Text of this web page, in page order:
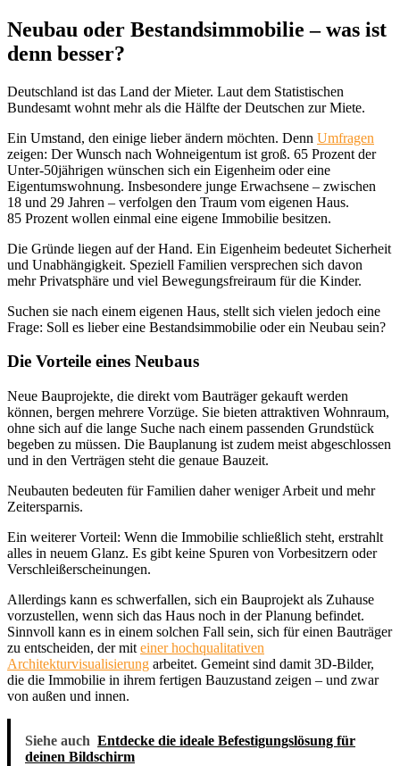
Neubau oder Bestandsimmobilie – was ist
denn besser?
Deutschland ist das Land der Mieter. Laut dem Statistischen
Bundesamt wohnt mehr als die Hälfte der Deutschen zur Miete.
Ein Umstand, den einige lieber ändern möchten. Denn Umfragen
zeigen: Der Wunsch nach Wohneigentum ist groß. 65 Prozent der
Unter-50jährigen wünschen sich ein Eigenheim oder eine
Eigentumswohnung. Insbesondere junge Erwachsene – zwischen
18 und 29 Jahren – verfolgen den Traum vom eigenen Haus.
85 Prozent wollen einmal eine eigene Immobilie besitzen.
Die Gründe liegen auf der Hand. Ein Eigenheim bedeutet Sicherheit
und Unabhängigkeit. Speziell Familien versprechen sich davon
mehr Privatsphäre und viel Bewegungsfreiraum für die Kinder.
Suchen sie nach einem eigenen Haus, stellt sich vielen jedoch eine
Frage: Soll es lieber eine Bestandsimmobilie oder ein Neubau sein?
Die Vorteile eines Neubaus
Neue Bauprojekte, die direkt vom Bauträger gekauft werden
können, bergen mehrere Vorzüge. Sie bieten attraktiven Wohnraum,
ohne sich auf die lange Suche nach einem passenden Grundstück
begeben zu müssen. Die Bauplanung ist zudem meist abgeschlossen
und in den Verträgen steht die genaue Bauzeit.
Neubauten bedeuten für Familien daher weniger Arbeit und mehr
Zeitersparnis.
Ein weiterer Vorteil: Wenn die Immobilie schließlich steht, erstrahlt
alles in neuem Glanz. Es gibt keine Spuren von Vorbesitzern oder
Verschleißerscheinungen.
Allerdings kann es schwerfallen, sich ein Bauprojekt als Zuhause
vorzustellen, wenn sich das Haus noch in der Planung befindet.
Sinnvoll kann es in einem solchen Fall sein, sich für einen Bauträger
zu entscheiden, der mit einer hochqualitativen
Architekturvisualisierung arbeitet. Gemeint sind damit 3D-Bilder,
die die Immobilie in ihrem fertigen Bauzustand zeigen – und zwar
von außen und innen.
Siehe auch Entdecke die ideale Befestigungslösung für
deinen Bildschirm